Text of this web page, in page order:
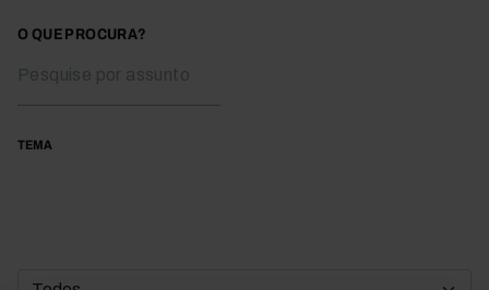
O QUE PROCURA?
TEMA